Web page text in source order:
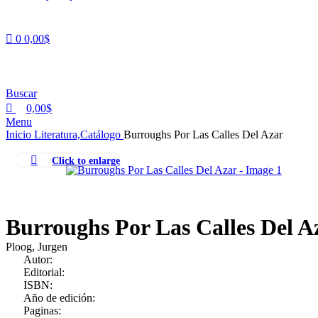
0 0,00$
Buscar
0,00$
Menu
Inicio Literatura,Catálogo Burroughs Por Las Calles Del Azar
Click to enlarge
Burroughs Por Las Calles Del
Ploog, Jurgen
Autor:
Editorial:
ISBN:
Año de edición:
Paginas: